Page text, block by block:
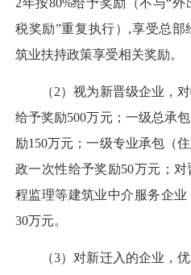
税奖励”重复执行）,享受总
筑业扶持政策享受相关奖励。
（2）视为新晋级企业，对
给予奖励500万元；一级总承
励150万元；一级专业承包（
政一次性给予奖励50万元；
程监理等建筑业中介服务企
30万元。
（3）对新迁入的企业，优